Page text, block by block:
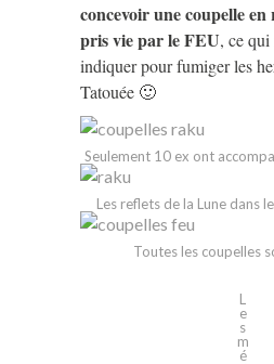
concevoir une coupelle
pris vie par le FEU, ce
indiquer pour fumiger les
Tatouée 🙂
Seulement 10 ex ont
Les reflets de la Lune dans
Toutes les coupelles
L
e
s
m
é